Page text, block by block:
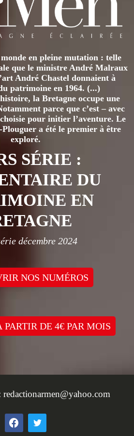
en pleine mutation : telle
que le ministre André Malraux
André Chastel donnaient à
patrimoine en 1964. (...)
la Bretagne occupe une
parce que c’est – avec
pour initier l’aventure. Le
a été le premier à être
exploré.
SÉRIE :
DU
EN
décembre 2024
NOS NUMÉROS
PARTIR DE 4€ PAR MOIS
redactionarmen@yahoo.com